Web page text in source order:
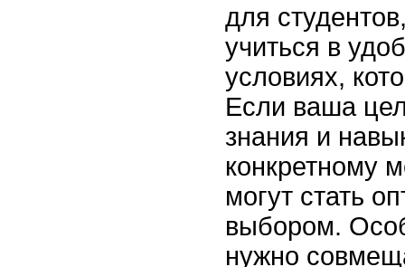
для
учиться в
условиях,
Если ваша
знания и
конкретному
могут стать
выбором.
нужно